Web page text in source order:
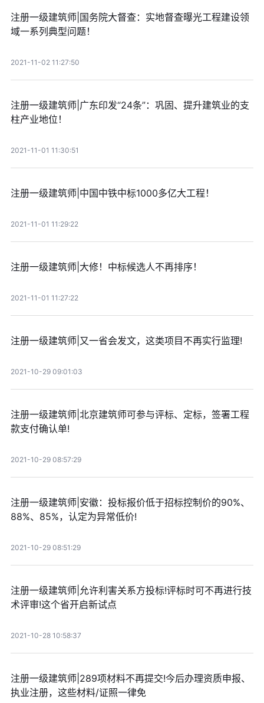
注册一级建筑师|国务院大督查：实地督查曝光工程建设领
域一系列典型问题！
2021-11-02 11:27:50
注册一级建筑师|广东印发“24条”：巩固、提升建筑业的支
柱产业地位！
2021-11-01 11:30:51
注册一级建筑师|中国中铁中标1000多亿大工程！
2021-11-01 11:29:22
注册一级建筑师|大修！中标候选人不再排序！
2021-11-01 11:27:22
注册一级建筑师|又一省会发文，这类项目不再实行监理!
2021-10-29 09:01:03
注册一级建筑师|北京建筑师可参与评标、定标，签署工程
款支付确认单!
2021-10-29 08:57:29
注册一级建筑师|安徽：投标报价低于招标控制价的90%、
88%、85%，认定为异常低价!
2021-10-29 08:51:29
注册一级建筑师|允许利害关系方投标!评标时可不再进行技
术评审!这个省开启新试点
2021-10-28 10:58:37
注册一级建筑师|289项材料不再提交!今后办理资质申报、
执业注册，这些材料/证照一律免